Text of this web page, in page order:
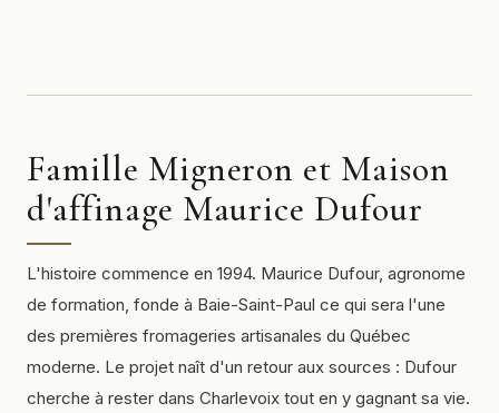
Famille Migneron et Maison
d'affinage Maurice Dufour
L'histoire commence en 1994. Maurice Dufour, agronome
de formation, fonde à Baie-Saint-Paul ce qui sera l'une
des premières fromageries artisanales du Québec
moderne. Le projet naît d'un retour aux sources : Dufour
cherche à rester dans Charlevoix tout en y gagnant sa vie.